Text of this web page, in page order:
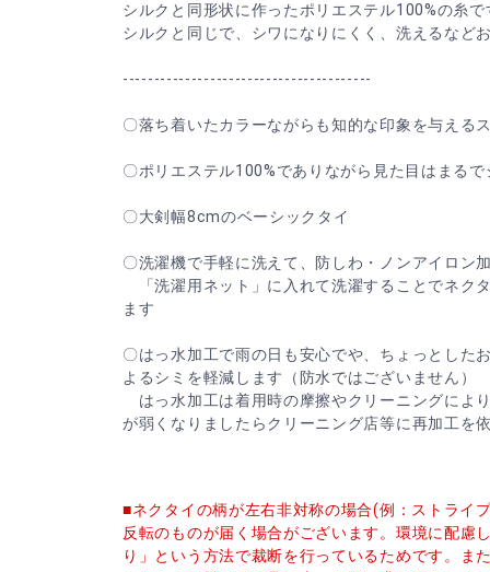
シルクと同形状に作ったポリエステル100%の糸
シルクと同じで、シワになりにくく、洗えるなど
----------------------------------------
〇落ち着いたカラーながらも知的な印象を与える
〇ポリエステル100%でありながら見た目はまるで
〇大剣幅8cmのベーシックタイ
〇洗濯機で手軽に洗えて、防しわ・ノンアイロン
「洗濯用ネット」に入れて洗濯することでネク
ます
〇はっ水加工で雨の日も安心でや、ちょっとした
よるシミを軽減します（防水ではございません）
はっ水加工は着用時の摩擦やクリーニングによ
が弱くなりましたらクリーニング店等に再加工を
■ネクタイの柄が左右非対称の場合(例：ストライ
反転のものが届く場合がございます。環境に配慮
り」という方法で裁断を行っているためです。ま